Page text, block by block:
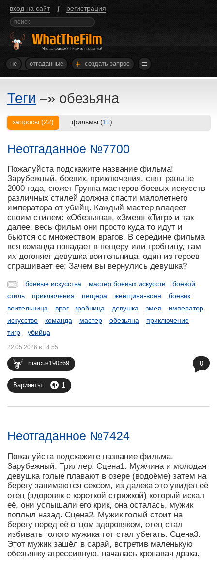
вход на сайт / регистрация
не отгаданные + создать запрос
Теги –» обезьяна
запросы (22) фильмы (11)
Неотгаданное №7700
Пожалуйста подскажите название фильма!
Зарубежный, боевик, приключения, снят раньше
2000 года, сюжет Группа мастеров боевых искусств
различных стилей должна спасти малолетнего
императора от убийц. Каждый мастер владеет
своим стилем: «Обезьяна», «Змея» «Тигр» и так
далее. весь фильм они просто куда то идут и
бьются со множеством врагов. В середине фильма
вся команда попадает в пещеру или гробницу, там
их догоняет девушка воительница, один из героев
спрашивает ее: Зачем вы вернулись девушка?
боевые искусства мастер боевых искусств
боевой
стиль
приключения пещера женщина-воен
боевик
воительница
враг гробница девушка змея
император
искусство
команда мастер обезьяна
приключение
тигр
убийца
marcus190369
22.05.2026 в 14:55
Варианты: 1
0
Неотгаданное №7424
Пожалуйста подскажите название фильма.
Зарубежный. Триллер. Сцена1. Мужчина и молодая
девушка голые плавают в озере (водоёме) затем на
берегу занимаются сексом, из далека это увидел её
отец (здоровяк с короткой стрижкой) который искал
её, они услышали его крик, она осталась, мужик
поплыл назад. Сцена2. Мужик голый стоит на
берегу перед её отцом здоровяком, отец стал
избивать голого мужика тот стал убегать. Сцена3.
Этот мужик зашёл в сарай, встретив маленькую
обезьянку агрессивную, началась кровавая драка.